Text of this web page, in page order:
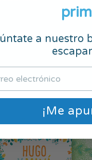
a nuestro
¡Me